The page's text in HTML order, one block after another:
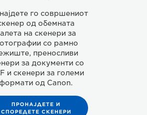
го совршениот
од обемната
на скенери за
со рамно
преносливи
за документи со
и скенери за големи
формати од Canon.
ПРОНАЈДЕТЕ И
СПОРЕДЕТЕ СКЕНЕРИ